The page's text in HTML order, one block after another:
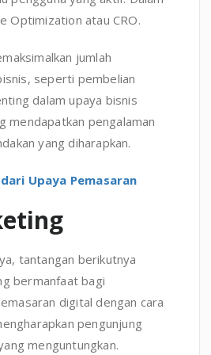
Optimization atau CRO.
jumlah
seperti pembelian
dalam upaya bisnis
mendapatkan pengalaman
yang diharapkan.
Upaya Pemasaran
tantangan berikutnya
bermanfaat bagi
digital dengan cara
pengunjung
menguntungkan.